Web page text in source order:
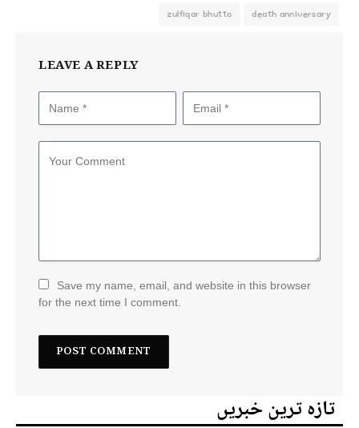
death anniversary
zulfiqar bhutto
LEAVE A REPLY
Save my name, email, and website in this browser
for the next time I comment.
تازہ ترین خبریں